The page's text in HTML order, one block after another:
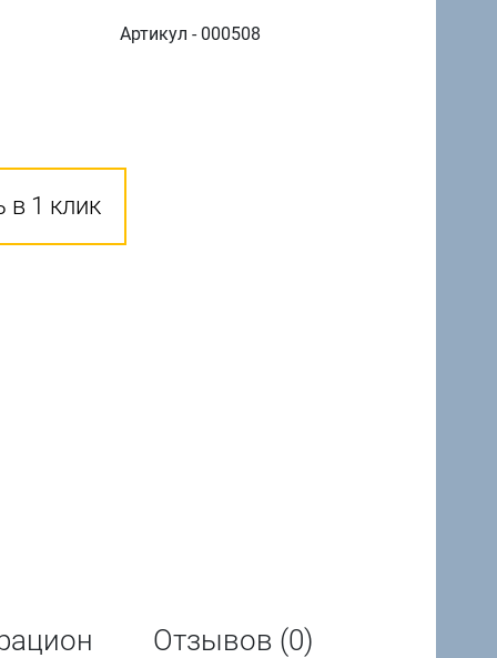
Артикул - 000508
в 1 клик
Отзывов (0)